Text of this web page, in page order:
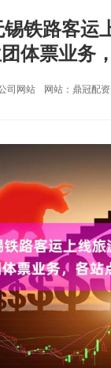
铁路客运
体票业务
司网站 网站：鼎冠配资